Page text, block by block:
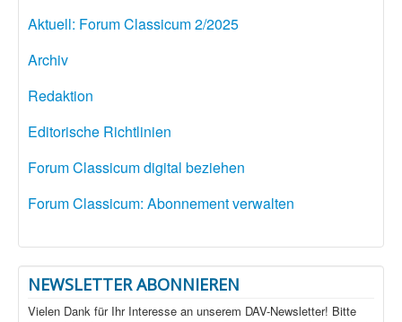
Aktuell: Forum Classicum 2/2025
Archiv
Redaktion
Editorische Richtlinien
Forum Classicum digital beziehen
Forum Classicum: Abonnement verwalten
NEWSLETTER ABONNIEREN
Vielen Dank für Ihr Interesse an unserem DAV-Newsletter! Bitte